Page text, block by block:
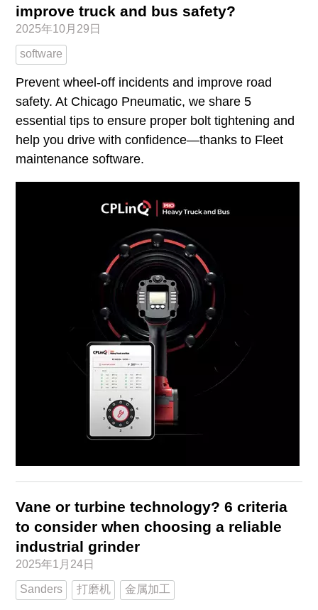
improve truck and bus safety?
2025年10月29日
software
Prevent wheel-off incidents and improve road
safety. At Chicago Pneumatic, we share 5
essential tips to ensure proper bolt tightening and
help you drive with confidence—thanks to Fleet
maintenance software.
Vane or turbine technology? 6 criteria
to consider when choosing a reliable
industrial grinder
2025年1月24日
Sanders 打磨机 金属加工